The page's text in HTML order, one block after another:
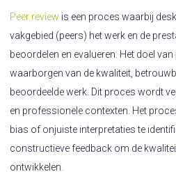
Peer review is een proces waarbij
vakgebied (peers) het werk en de
beoordelen en evalueren. Het doel
waarborgen van de kwaliteit,
beoordeelde werk. Dit proces wordt
en professionele contexten. Het
bias of onjuiste interpretaties te
constructieve feedback om de
ontwikkelen.